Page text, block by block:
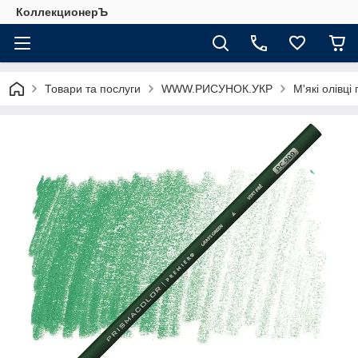
КоллекционерЪ
Товари та послуги WWW.РИСУНОК.УКР М'які